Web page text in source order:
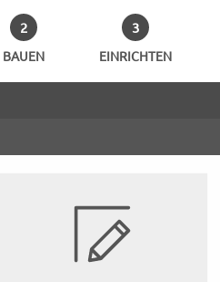
2
BAUEN
3
EINRICHTEN